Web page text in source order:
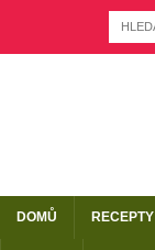
DOMŮ RECEPTY